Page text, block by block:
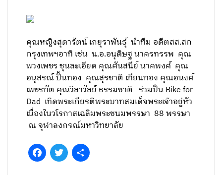
คุณหญิงสุดารัตน์ เกยุราพันธุ์ นำทีม อดีตสส.สก
กรุงเทพฯอาทิ เช่น น.อ.อนุดิษฐ นาครทรรพ คุณ
พวงเพชร ชุนละเอียด คุณศันสนีย์ นาคพงศ์ คุณ
อนุสรณ์ ปั้นทอง คุณสุรชาติ เทียนทอง คุณอนงค์
เพชรทัต คุณวิลาวัลย์ ธรรมชาติ ร่วมปั่น Bike for
Dad เทิดพระเกียรติพระบาทสมเด็จพระเจ้าอยู่หัว
เนื่องในวโรกาสเฉลิมพระชนมพรรษา 88 พรรษา
ณ จุฬาลงกรณ์มหาวิทยาลัย
FacebookTwitter